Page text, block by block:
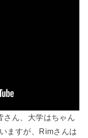
ん、大学はちゃん
ますが、Rimさんは